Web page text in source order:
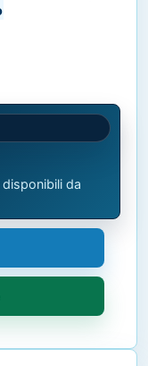
da